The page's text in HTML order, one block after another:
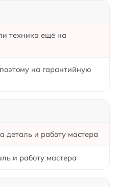
техника ещё на
на гарантийную
деталь и работу мастера
и работу мастера